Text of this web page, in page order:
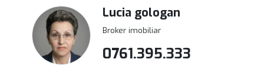
Lucia gologan
Broker imobiliar
0761.395.333